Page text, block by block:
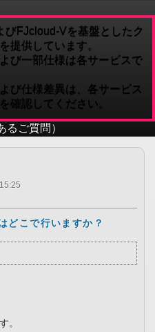
びFJcloud-Vを基盤としたク
提供しています。
び一部仕様は各サービスで
び仕様差異は、各サービス
確認してください。
るご質問）
どこで行いますか？
。